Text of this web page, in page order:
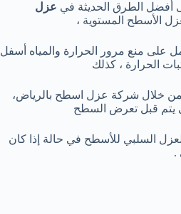
أفضل الطرق الحديثة في عزل
الأسطح المستوية ،
على منع مرور الحرارة والمياه أسفل
الحرارة ، كذلك
من خلال شركة عزل اسطح بالرياض،
يتم قبل تعرض السطح
السلبي للأسطح في حالة إذا كان
.